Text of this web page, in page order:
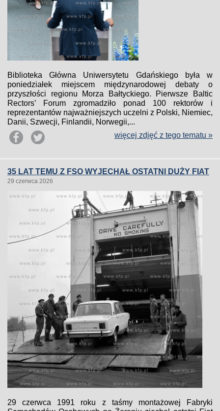
Biblioteka Główna Uniwersytetu Gdańskiego była w
poniedziałek miejscem międzynarodowej debaty o
przyszłości regionu Morza Bałtyckiego. Pierwsze Baltic
Rectors’ Forum zgromadziło ponad 100 rektorów i
reprezentantów najważniejszych uczelni z Polski, Niemiec,
Danii, Szwecji, Finlandii, Norwegii,...
więcej zdjęć z tego tematu »
35 LAT TEMU Z FSO WYJECHAŁ OSTATNI DUŻY FIAT
29 czerwca 2026
29 czerwca 1991 roku z taśmy montażowej Fabryki